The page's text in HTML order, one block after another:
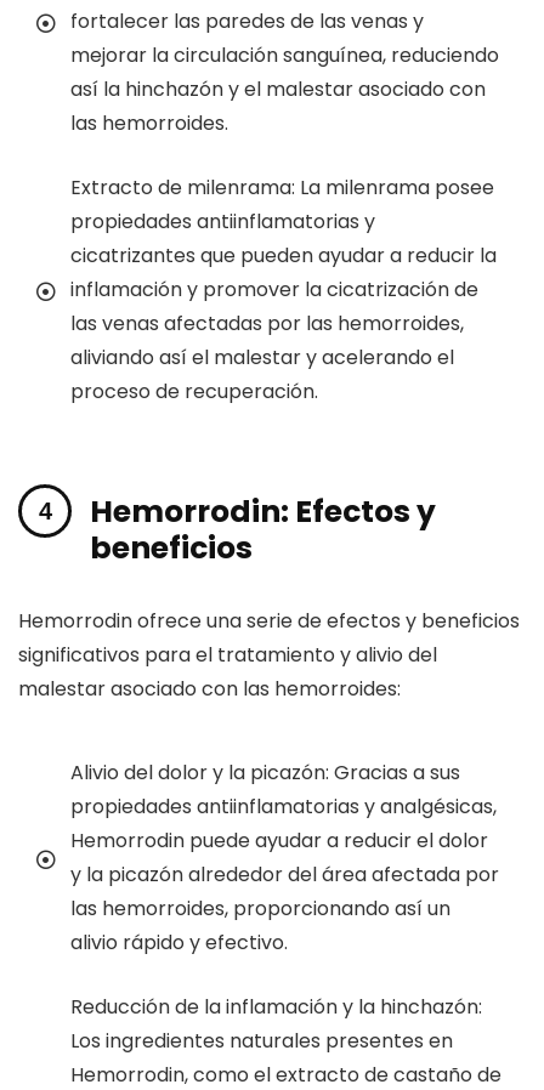
fortalecer las paredes de las venas y
mejorar la circulación sanguínea, reduciendo
así la hinchazón y el malestar asociado con
las hemorroides.
Extracto de milenrama: La milenrama posee
propiedades antiinflamatorias y
cicatrizantes que pueden ayudar a reducir la
inflamación y promover la cicatrización de
las venas afectadas por las hemorroides,
aliviando así el malestar y acelerando el
proceso de recuperación.
Hemorrodin: Efectos y
beneficios
Hemorrodin ofrece una serie de efectos y beneficios
significativos para el tratamiento y alivio del
malestar asociado con las hemorroides:
Alivio del dolor y la picazón: Gracias a sus
propiedades antiinflamatorias y analgésicas,
Hemorrodin puede ayudar a reducir el dolor
y la picazón alrededor del área afectada por
las hemorroides, proporcionando así un
alivio rápido y efectivo.
Reducción de la inflamación y la hinchazón:
Los ingredientes naturales presentes en
Hemorrodin, como el extracto de castaño de